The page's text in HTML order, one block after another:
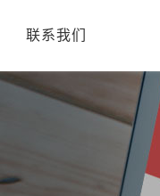
联系我们